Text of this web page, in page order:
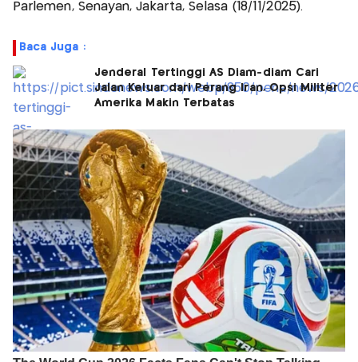
Parlemen, Senayan, Jakarta, Selasa (18/11/2025).
Baca Juga :
Jenderal Tertinggi AS Diam-diam Cari
Jalan Keluar dari Perang Iran, Opsi Militer
Amerika Makin Terbatas